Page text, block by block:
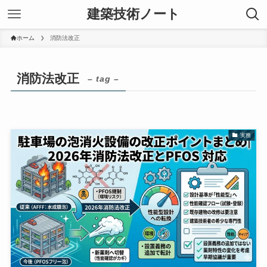
建築技術ノート
ホーム 消防法改正
消防法改正 – tag –
実務